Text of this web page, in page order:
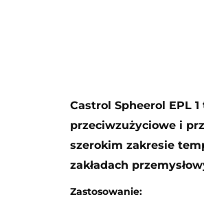
Castrol Spheerol EPL
przeciwzużyciowe i
szerokim zakresie
zakładach
Zastosowanie: